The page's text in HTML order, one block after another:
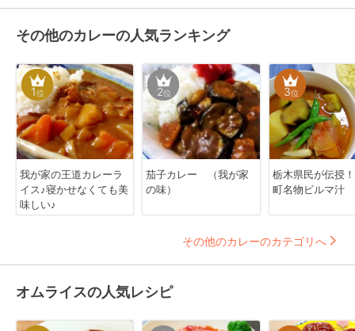
その他のカレーの人気ランキング
1位
我が家の王道カレーラ
イス♪寝かせなくても美
味しい♪
2位
茄子カレー （我が家
の味）
3位
栃木県民が伝授
町名物ビルマ汁
その他のカレーのカテゴリへ
オムライスの人気レシピ